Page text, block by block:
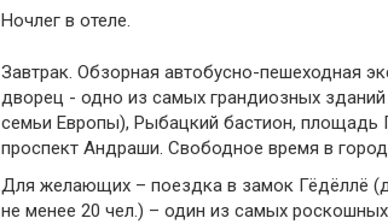
Ночлег в отеле.
Завтрак. Обзорная автобусно-пешеходная
дворец - одно из самых грандиозных
семьи Европы), Рыбацкий бастион, площадь
проспект Андраши. Свободное время в
Для желающих – поездка в замок Гёдёллё
не менее 20 чел.) – один из самых